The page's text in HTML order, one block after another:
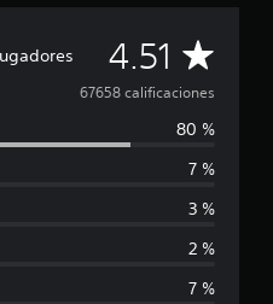
4.51 C
a
l
67658 calificaciones
80 %
7 %
3 %
2 %
7 %